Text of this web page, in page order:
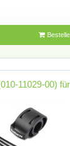
11029-00)